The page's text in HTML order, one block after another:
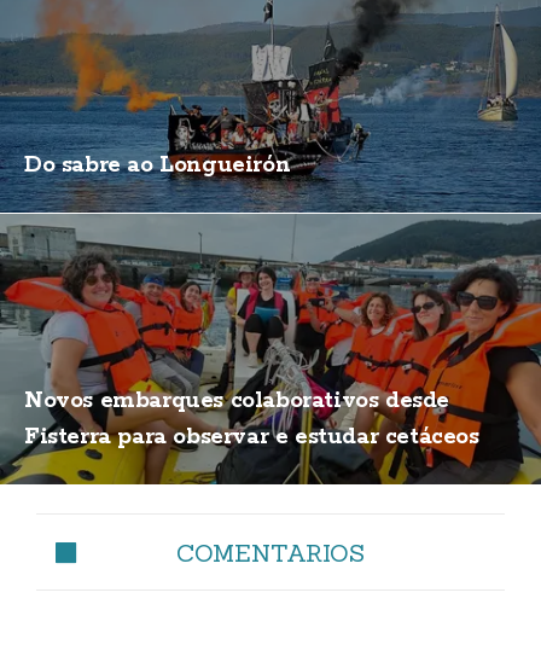
Do sabre ao Longueirón
Novos embarques colaborativos desde
Fisterra para observar e estudar cetáceos
COMENTARIOS